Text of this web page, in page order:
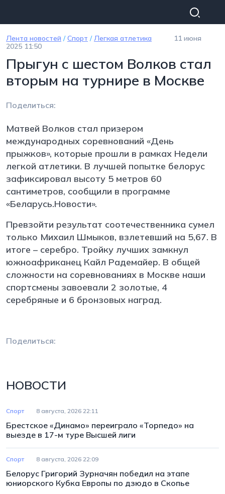
Лента новостей /Спорт /Легкая атлетика
11 июня
2025 11:50
Прыгун с шестом Волков стал
вторым на турнире в Москве
Поделиться:
Матвей Волков стал призером
международных соревнований «День
прыжков», которые прошли в рамках Недели
легкой атлетики. В лучшей попытке белорус
зафиксировал высоту 5 метров 60
сантиметров, сообщили в программе
«Беларусь.Новости».
Превзойти результат соотечественника сумел
только Михаил Шмыков, взлетевший на 5,67. В
итоге – серебро. Тройку лучших замкнул
южноафриканец Кайл Радемайер. В общей
сложности на соревнованиях в Москве наши
спортсмены завоевали 2 золотые, 4
серебряные и 6 бронзовых наград.
Поделиться:
НОВОСТИ
Спорт 8 августа, 2026 22:11
Брестское «Динамо» переиграло «Торпедо» на
выезде в 17-м туре Высшей лиги
Спорт 8 августа, 2026 22:09
Белорус Григорий Зурначян победил на этапе
юниорского Кубка Европы по дзюдо в Скопье